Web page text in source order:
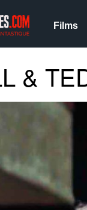
Films
&